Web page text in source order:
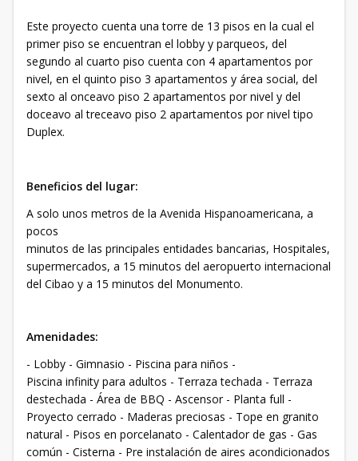
Este proyecto cuenta una torre de 13 pisos en la cual el
primer piso se encuentran el lobby y parqueos, del
segundo al cuarto piso cuenta con 4 apartamentos por
nivel, en el quinto piso 3 apartamentos y área social, del
sexto al onceavo piso 2 apartamentos por nivel y del
doceavo al treceavo piso 2 apartamentos por nivel tipo
Duplex.
Beneficios del lugar:
A solo unos metros de la Avenida Hispanoamericana, a
pocos
minutos de las principales entidades bancarias, Hospitales,
supermercados, a 15 minutos del aeropuerto internacional
del Cibao y a 15 minutos del Monumento.
Amenidades:
- Lobby - Gimnasio - Piscina para niños -
Piscina infinity para adultos - Terraza techada - Terraza
destechada - Área de BBQ - Ascensor - Planta full -
Proyecto cerrado - Maderas preciosas - Tope en granito
natural - Pisos en porcelanato - Calentador de gas - Gas
común - Cisterna - Pre instalación de aires acondicionados